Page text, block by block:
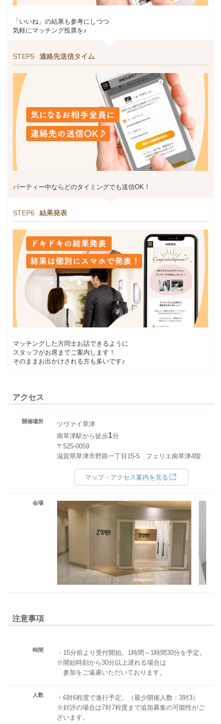
「いいね」の結果も参考にしつつ
気軽にマッチング投票を♪
STEP5 連絡先送信タイム
パーティー中ならどのタイミングでも送信OK！
STEP6 結果発表
マッチングした方同士お話できるように
スタッフがお席までご案内します！
そのままお出かけされる方も多いです♪
アクセス
開催場所
ツヴァイ草津
南草津駅から徒歩1分
〒525-0059
滋賀県草津市野路一丁目15-5 フェリエ南草津4階
マップ・アクセス案内を見る
会場
注意事項
時間
・15分前より受付開始。1時間～1時間30分を予定。
※開始時刻から30分以上遅れる場合は
参加をご遠慮いただいております。
人数
・6対6程度で進行予定。（最少開催人数：3対3）
※好評の場合は7対7程度まで追加募集の可能性がご
ざいます。